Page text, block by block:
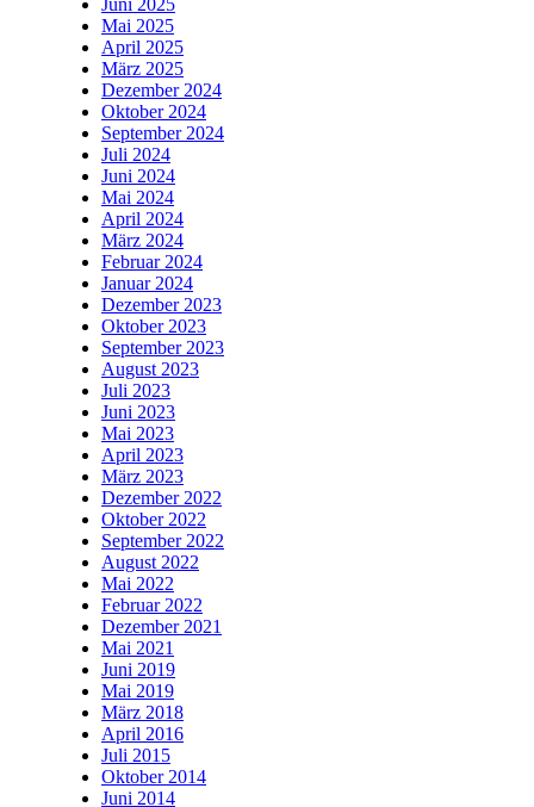
Juni 2025
Mai 2025
April 2025
März 2025
Dezember 2024
Oktober 2024
September 2024
Juli 2024
Juni 2024
Mai 2024
April 2024
März 2024
Februar 2024
Januar 2024
Dezember 2023
Oktober 2023
September 2023
August 2023
Juli 2023
Juni 2023
Mai 2023
April 2023
März 2023
Dezember 2022
Oktober 2022
September 2022
August 2022
Mai 2022
Februar 2022
Dezember 2021
Mai 2021
Juni 2019
Mai 2019
März 2018
April 2016
Juli 2015
Oktober 2014
Juni 2014